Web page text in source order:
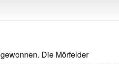
Die Mörfelder